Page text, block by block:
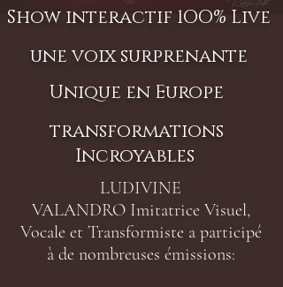
Show interactif 1OO% Live
une voix surprenante
Unique en Europe
transformations
Incroyables
LUDIVINE
VALANDRO Imitatrice Visuel,
Vocale et Transformiste a participé
à de nombreuses émissions: